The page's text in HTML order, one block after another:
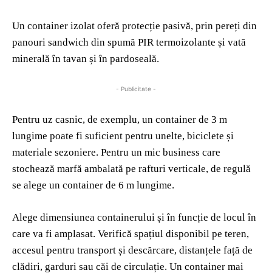
Un container izolat oferă protecție pasivă, prin pereți din
panouri sandwich din spumă PIR termoizolante și vată
minerală în tavan și în pardoseală.
- Publicitate -
Pentru uz casnic, de exemplu, un container de 3 m
lungime poate fi suficient pentru unelte, biciclete și
materiale sezoniere. Pentru un mic business care
stochează marfă ambalată pe rafturi verticale, de regulă
se alege un container de 6 m lungime.
Alege dimensiunea containerului și în funcție de locul în
care va fi amplasat. Verifică spațiul disponibil pe teren,
accesul pentru transport și descărcare, distanțele față de
clădiri, garduri sau căi de circulație. Un container mai